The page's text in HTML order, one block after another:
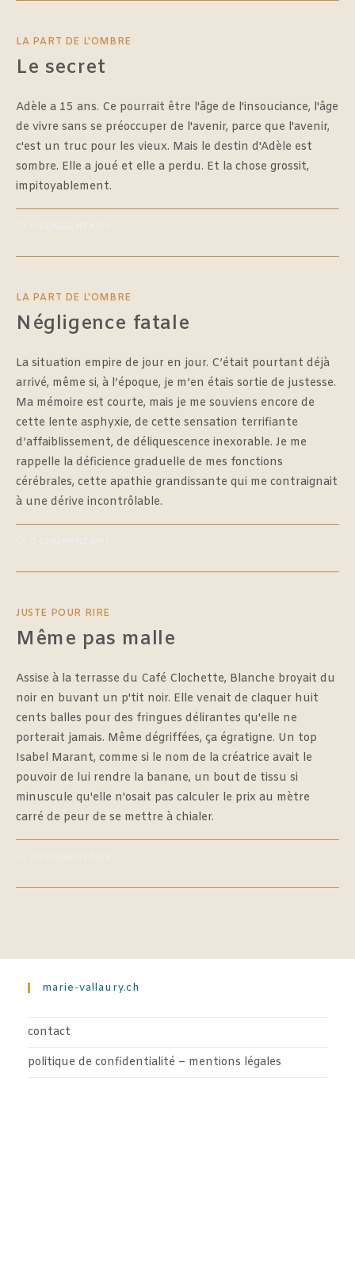
LA PART DE L'OMBRE
Le secret
Adèle a 15 ans. Ce pourrait être l'âge de l'insouciance, l'âge
de vivre sans se préoccuper de l'avenir, parce que l'avenir,
c'est un truc pour les vieux. Mais le destin d'Adèle est
sombre. Elle a joué et elle a perdu. Et la chose grossit,
impitoyablement.
LA PART DE L'OMBRE
Négligence fatale
La situation empire de jour en jour. C’était pourtant déjà
arrivé, même si, à l’époque, je m’en étais sortie de justesse.
Ma mémoire est courte, mais je me souviens encore de
cette lente asphyxie, de cette sensation terrifiante
d’affaiblissement, de déliquescence inexorable. Je me
rappelle la déficience graduelle de mes fonctions
cérébrales, cette apathie grandissante qui me contraignait
à une dérive incontrôlable.
JUSTE POUR RIRE
Même pas malle
Assise à la terrasse du Café Clochette, Blanche broyait du
noir en buvant un p'tit noir. Elle venait de claquer huit
cents balles pour des fringues délirantes qu'elle ne
porterait jamais. Même dégriffées, ça égratigne. Un top
Isabel Marant, comme si le nom de la créatrice avait le
pouvoir de lui rendre la banane, un bout de tissu si
minuscule qu'elle n'osait pas calculer le prix au mètre
carré de peur de se mettre à chialer.
marie-vallaury.ch
contact
politique de confidentialité – mentions légales